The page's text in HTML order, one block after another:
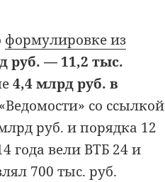
формулировке из
руб. — 11,2 тыс.
4,4 млрд руб. в
со ссылкой
руб. и порядка 12
года вели ВТБ 24 и
700 тыс. руб.